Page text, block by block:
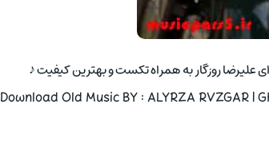
Download Old Music BY : ALYRZA RVZGAR |